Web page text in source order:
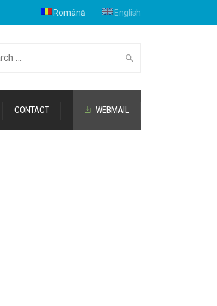
Română English
CONTACT WEBMAIL